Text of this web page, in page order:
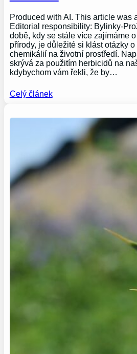
Produced with AI. This article was
Editorial responsibility: Bylinky-
době, kdy se stále více zajímáme
přírody, je důležité si klást otázky
chemikálií na životní prostředí.
skrývá za použitím herbicidů na
kdybychom vám řekli, že by…
Celý článek